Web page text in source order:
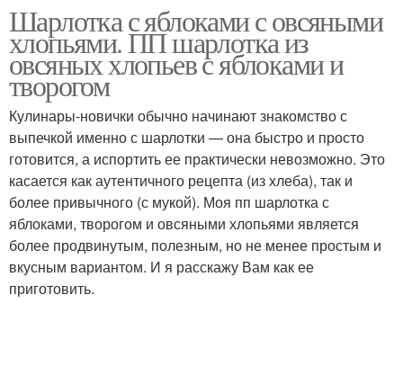
Шарлотка с яблоками с овсяными
хлопьями. ПП шарлотка из
овсяных хлопьев с яблоками и
творогом
Кулинары-новички обычно начинают знакомство с
выпечкой именно с шарлотки — она быстро и просто
готовится, а испортить ее практически невозможно. Это
касается как аутентичного рецепта (из хлеба), так и
более привычного (с мукой). Моя пп шарлотка с
яблоками, творогом и овсяными хлопьями является
более продвинутым, полезным, но не менее простым и
вкусным вариантом. И я расскажу Вам как ее
приготовить.